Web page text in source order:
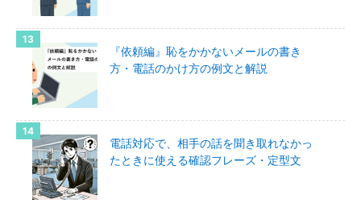
『依頼編』恥をかかないメールの書き
方・電話のかけ方の例文と解説
電話対応で、相手の話を聞き取れなかっ
たときに使える確認フレーズ・定型文